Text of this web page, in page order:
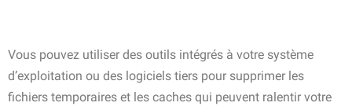
Vous pouvez utiliser des outils intégrés à votre système
d’exploitation ou des logiciels tiers pour supprimer les
fichiers temporaires et les caches qui peuvent ralentir votre